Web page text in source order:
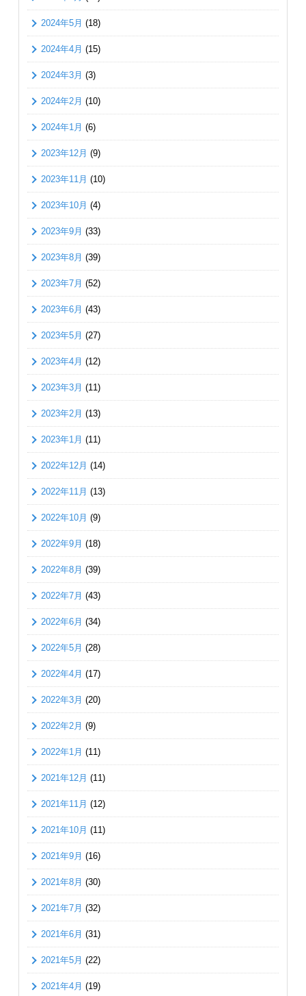
2024年5月 (18)
2024年4月 (15)
2024年3月 (3)
2024年2月 (10)
2024年1月 (6)
2023年12月 (9)
2023年11月 (10)
2023年10月 (4)
2023年9月 (33)
2023年8月 (39)
2023年7月 (52)
2023年6月 (43)
2023年5月 (27)
2023年4月 (12)
2023年3月 (11)
2023年2月 (13)
2023年1月 (11)
2022年12月 (14)
2022年11月 (13)
2022年10月 (9)
2022年9月 (18)
2022年8月 (39)
2022年7月 (43)
2022年6月 (34)
2022年5月 (28)
2022年4月 (17)
2022年3月 (20)
2022年2月 (9)
2022年1月 (11)
2021年12月 (11)
2021年11月 (12)
2021年10月 (11)
2021年9月 (16)
2021年8月 (30)
2021年7月 (32)
2021年6月 (31)
2021年5月 (22)
2021年4月 (19)